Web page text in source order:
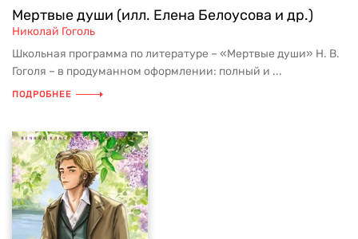
Мертвые души (илл. Елена Белоусова и др.)
Николай Гоголь
Школьная программа по литературе – «Мертвые души» Н. В.
Гоголя – в продуманном оформлении: полный и ...
ПОДРОБНЕЕ